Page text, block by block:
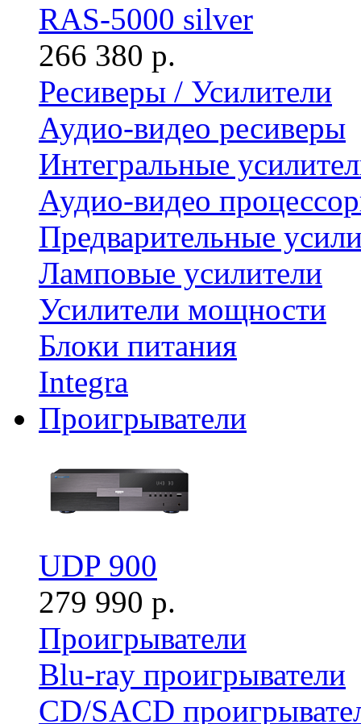
RAS-5000 silver
266 380 р.
Ресиверы / Усилители
Аудио-видео ресиверы
Интегральные
Аудио-видео
Предварительные
Ламповые усилители
Усилители мощности
Блоки питания
Integra
Проигрыватели
UDP 900
279 990 р.
Проигрыватели
Blu-ray проигрыватели
CD/SACD